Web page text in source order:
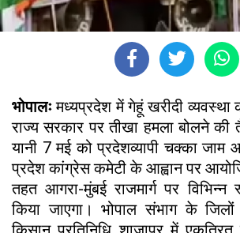
भोपालःमध्यप्रदेश में गेहूं खरीदी
राज्य सरकार पर तीखा हमला बोलने
यानी 7 मई को प्रदेशव्यापी चक्का जाम
प्रदेश कांग्रेस कमेटी के आह्वान पर
तहत आगरा-मुंबई राजमार्ग पर विभिन्न
किया जाएगा। भोपाल संभाग के